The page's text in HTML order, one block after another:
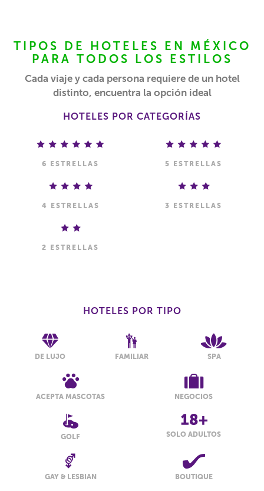
TIPOS DE HOTELES EN MÉXICO
PARA TODOS LOS ESTILOS
Cada viaje y cada persona requiere de un hotel
distinto, encuentra la opción ideal
HOTELES POR CATEGORÍAS
6 ESTRELLAS 5 ESTRELLAS
4 ESTRELLAS 3 ESTRELLAS
2 ESTRELLAS
HOTELES POR TIPO
DE LUJO FAMILIAR SPA
ACEPTA MASCOTAS NEGOCIOS
GOLF SOLO ADULTOS
GAY & LESBIAN BOUTIQUE